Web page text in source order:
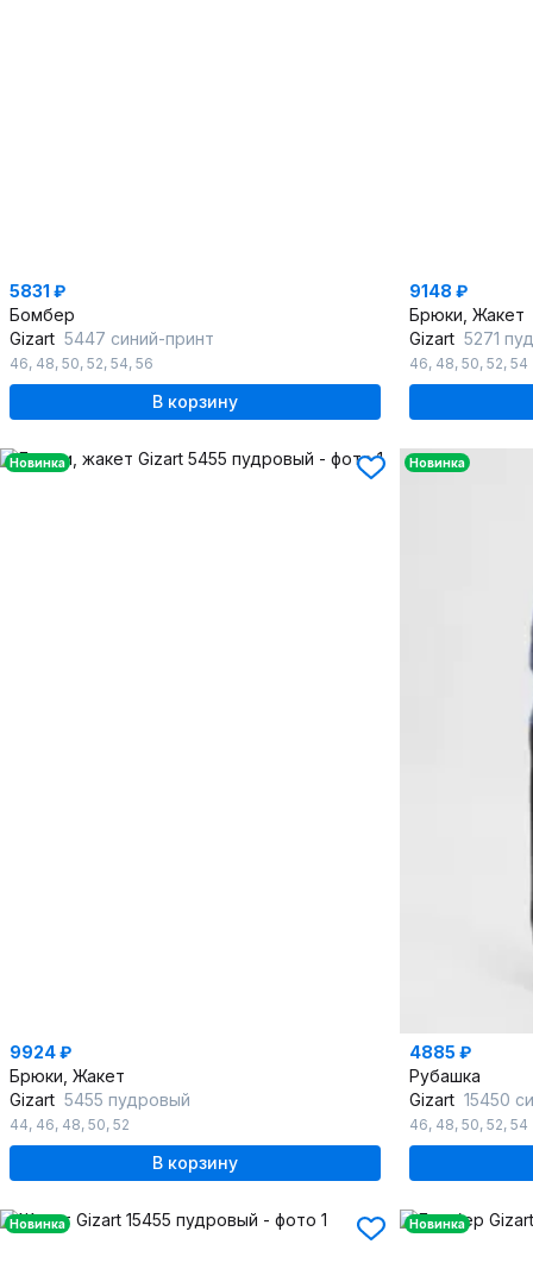
5831 ₽
Бомбер
Gizart 5447 синий-принт
46, 48, 50, 52, 54, 56
В корзину
9148 ₽
Брюки, Жакет
Gizart 5271
46, 48, 50, 52, 54
Новинка
9924 ₽
Брюки, Жакет
Gizart 5455 пудровый
44, 46, 48, 50, 52
В корзину
Новинка
4885 ₽
Рубашка
Gizart 15450
46, 48, 50, 52, 54
Новинка Новинка